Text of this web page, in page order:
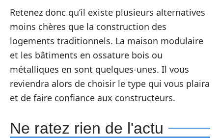
Retenez donc qu’il existe plusieurs alternatives
moins chères que la construction des
logements traditionnels. La maison modulaire
et les bâtiments en ossature bois ou
métalliques en sont quelques-unes. Il vous
reviendra alors de choisir le type qui vous plaira
et de faire confiance aux constructeurs.
Ne ratez rien de l'actu